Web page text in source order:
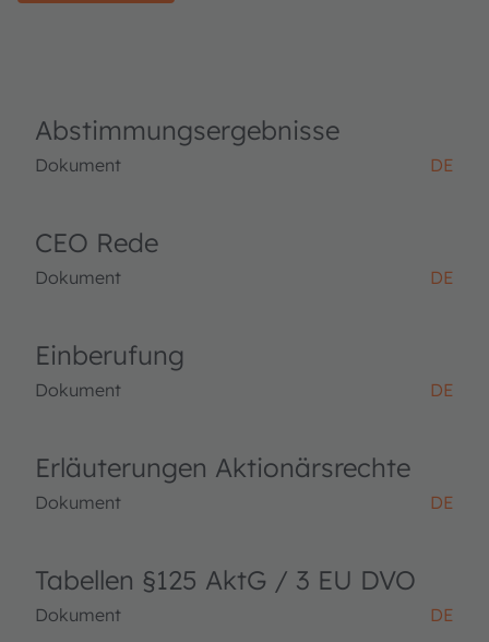
Abstimmungsergebnisse
Dokument DE
CEO Rede
Dokument DE
Einberufung
Dokument DE
Erläuterungen Aktionärsrechte
Dokument DE
Tabellen §125 AktG / 3 EU DVO
Dokument DE